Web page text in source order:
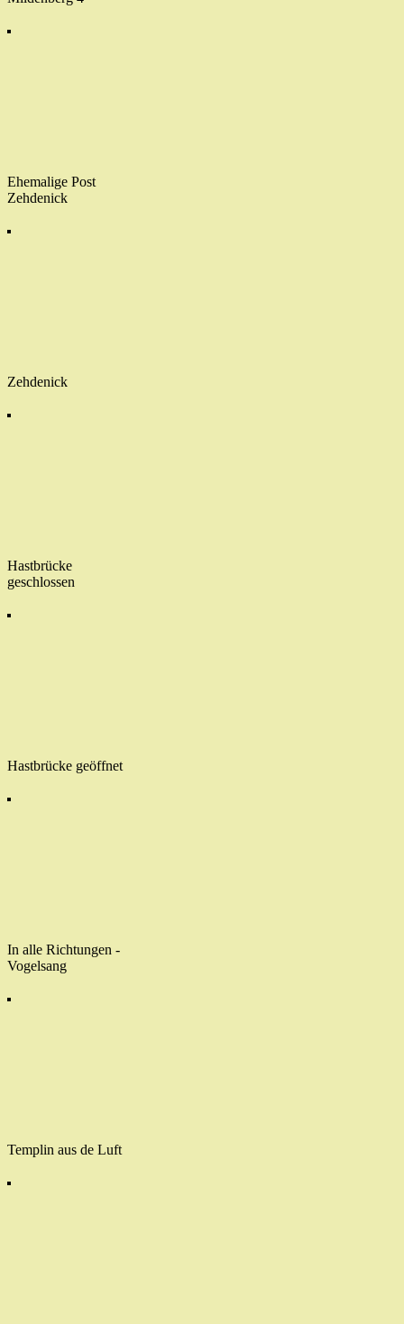
Ehemalige Post
Zehdenick
Zehdenick
Hastbrücke
geschlossen
Hastbrücke geöffnet
In alle Richtungen -
Vogelsang
Templin aus de Luft